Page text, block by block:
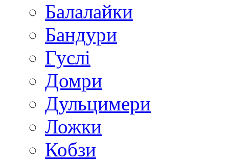
Балалайки
Бандури
Гуслі
Домри
Дульцимери
Ложки
Кобзи